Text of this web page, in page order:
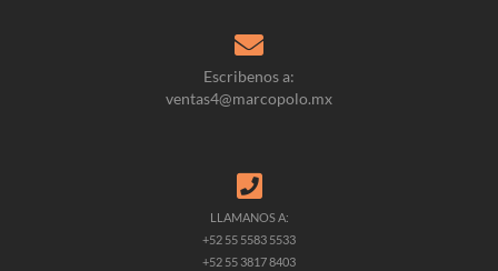
Escribenos a:
ventas4@marcopolo.mx
LLAMANOS A:
+52 55 5583 5533
+52 55 3817 8403